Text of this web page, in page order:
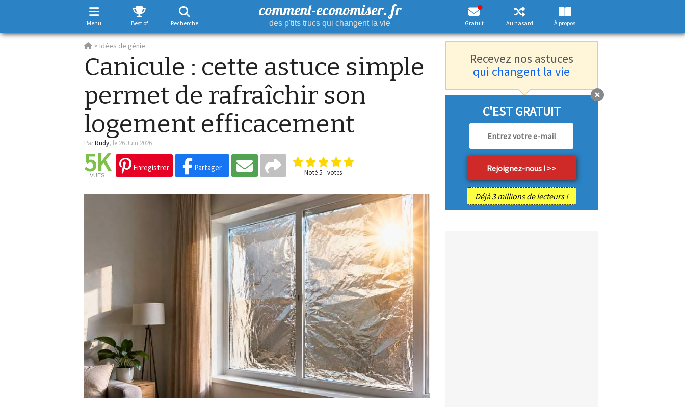
Menu Best of Recherche
comment-economiser. fr
des p'tits trucs qui changent la vie Gratuit Au hasard À propos
> Idées de génie
Canicule : cette astuce simple
permet de rafraîchir son
logement efficacement
ParRudy, le 26 Juin 2026
5K
VUES
Enregistrer Partager
Noté5-votes
Recevez nos astuces
qui changent la vie
C'EST GRATUIT
Déjà 3 millions de lecteurs !